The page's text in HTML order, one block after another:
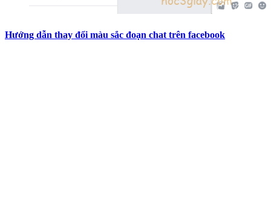
Hướng dẫn thay đổi màu sắc đoạn chat trên facebook